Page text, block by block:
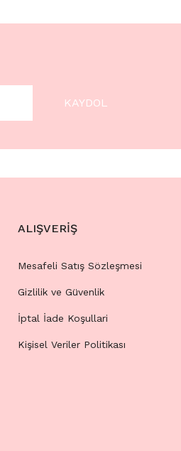
KAYDOL
ALIŞVERİŞ
Mesafeli Satış Sözleşmesi
Gizlilik ve Güvenlik
İptal İade Koşullari
Kişisel Veriler Politikası